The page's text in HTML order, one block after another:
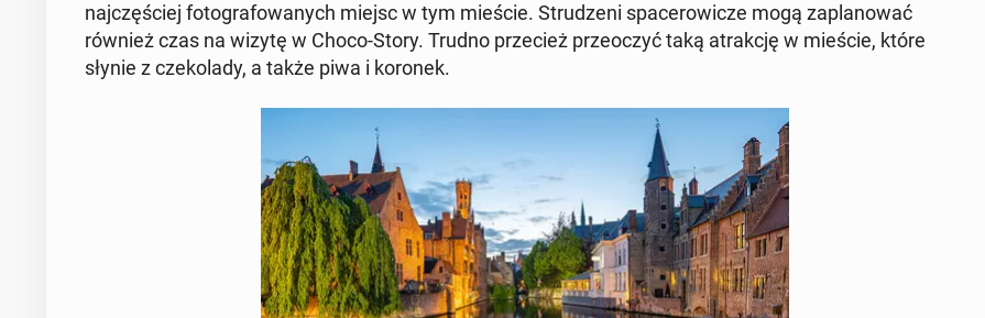
naj­czę­ściej fo­to­gra­fo­wa­nych miejsc w tym mieście. Stru­dze­ni spa­ce­ro­wi­cze mogą za­pla­no­wać
również czas na wizytę w Choco-Story. Trudno prze­cież prze­oczyć taką atrak­cję w mieście, które
słynie z cze­ko­la­dy, a także piwa i koronek.